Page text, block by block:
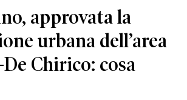
approvata la
urbana dell’area
Chirico: cosa